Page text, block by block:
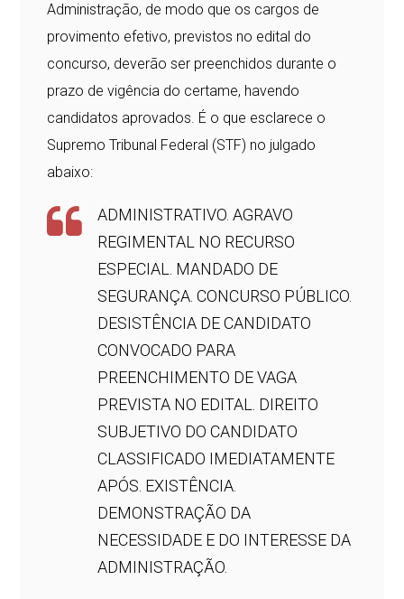
Administração, de modo que os cargos de
provimento efetivo, previstos no edital do
concurso, deverão ser preenchidos durante o
prazo de vigência do certame, havendo
candidatos aprovados. É o que esclarece o
Supremo Tribunal Federal (STF) no julgado
abaixo:
ADMINISTRATIVO. AGRAVO
REGIMENTAL NO RECURSO
ESPECIAL. MANDADO DE
SEGURANÇA. CONCURSO PÚBLICO.
DESISTÊNCIA DE CANDIDATO
CONVOCADO PARA
PREENCHIMENTO DE VAGA
PREVISTA NO EDITAL. DIREITO
SUBJETIVO DO CANDIDATO
CLASSIFICADO IMEDIATAMENTE
APÓS. EXISTÊNCIA.
DEMONSTRAÇÃO DA
NECESSIDADE E DO INTERESSE DA
ADMINISTRAÇÃO.